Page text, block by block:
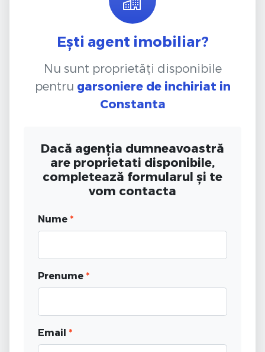
Ești agent imobiliar?
Nu sunt proprietăți disponibile
pentru garsoniere de inchiriat in
Constanta
Dacă agenția dumneavoastră
are proprietati disponibile,
completează formularul și te
vom contacta
Nume *
Prenume *
Email *